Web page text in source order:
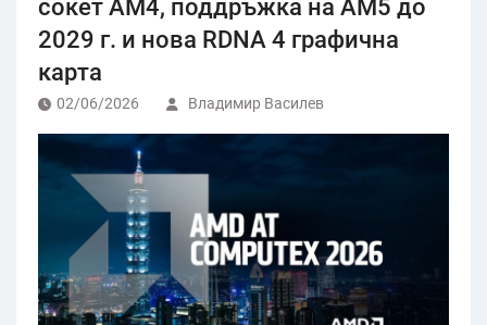
сокет AM4, поддръжка на AM5 до
2029 г. и нова RDNA 4 графична
карта
02/06/2026 Владимир Василев